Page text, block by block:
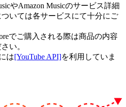
やAmazon Musicのサービス詳細
いては各サービスにて十分にご
でご購入される際は商品の内容
い。
は[YouTube API]を利用していま